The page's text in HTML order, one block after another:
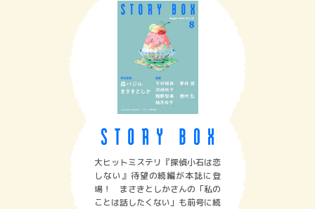
大ヒットミステリ『探偵小石は恋
しない』待望の続編が本誌に登
場！ まさきとしかさんの「私の
ことは話したくない」も前号に続